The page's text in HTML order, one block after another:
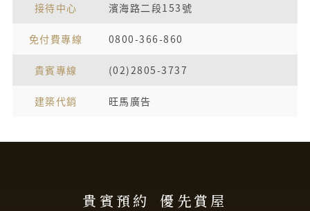
接待中心 濱海路二段153號
免付費專線 0800-366-860
貴賓專線 (02)2805-3737
建築代銷 旺馬廣告
貴賓預約 優先賞屋